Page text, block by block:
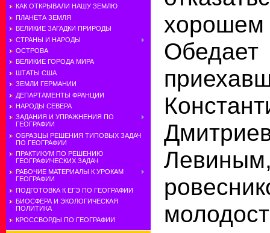
КАК ОТКРЫВАЛИ НАШУ ЗЕМЛЮ
ПЛАНЕТА ЗЕМЛЯ
ВЕЛИКИЕ ЗАГАДКИ ПРИРОДЫ
СТРАНЫ И НАРОДЫ
ОСТРОВА
ВЕЛИКИЕ ГОРОДА МИРА
ШТАТЫ США
ЗЕМЛИ ГЕРМАНИИ
ДЕПАРТАМЕНТЫ ФРАНЦИИ
НАРОДЫ СЕВЕРА
ЗАДАНИЯ И УПРАЖНЕНИЯ ПО
ГЕОГРАФИИ
ОБРАЗЦЫ РЕШЕНИЯ ТИПОВЫХ ЗАДАЧ
ПО ГЕОГРАФИИ
ПРАКТИКУМ ПО РЕШЕНИЮ
ГЕОГРАФИЧЕСКИХ ЗАДАЧ
РАБОЧИЕ МАТЕРИАЛЫ К УРОКАМ
ГЕОГРАФИИ
ПОДГОТОВКА К ЕГЭ ПО ГЕОГРАФИИ
БИОСФЕРА И ЭКОЛОГИЧЕСКАЯ
ПОЛИТИКА
КРОССВОРДЫ ПО ГЕОГРАФИИ